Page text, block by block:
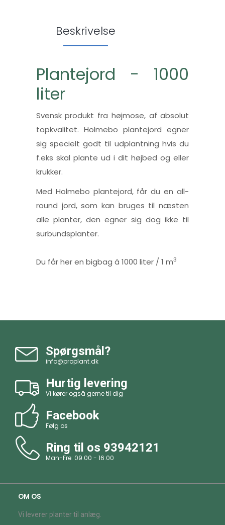
Beskrivelse
Plantejord - 1000
liter
Svensk produkt fra højmose, af absolut
topkvalitet. Holmebo plantejord egner
sig specielt godt til udplantning hvis du
f.eks skal plante ud i dit højbed og eller
krukker.
Med Holmebo plantejord, får du en all-
round jord, som kan bruges til næsten
alle planter, den egner sig dog ikke til
surbundsplanter.
Du får her en bigbag á 1000 liter / 1 m3
Spørgsmål?
info@proplant.dk
Hurtig levering
Vi kører også gerne til dig
Facebook
Følg os
Ring til os 93942121
Man-Fre: 09.00 - 16.00
OM OS
Vi leverer planter til anlæg.